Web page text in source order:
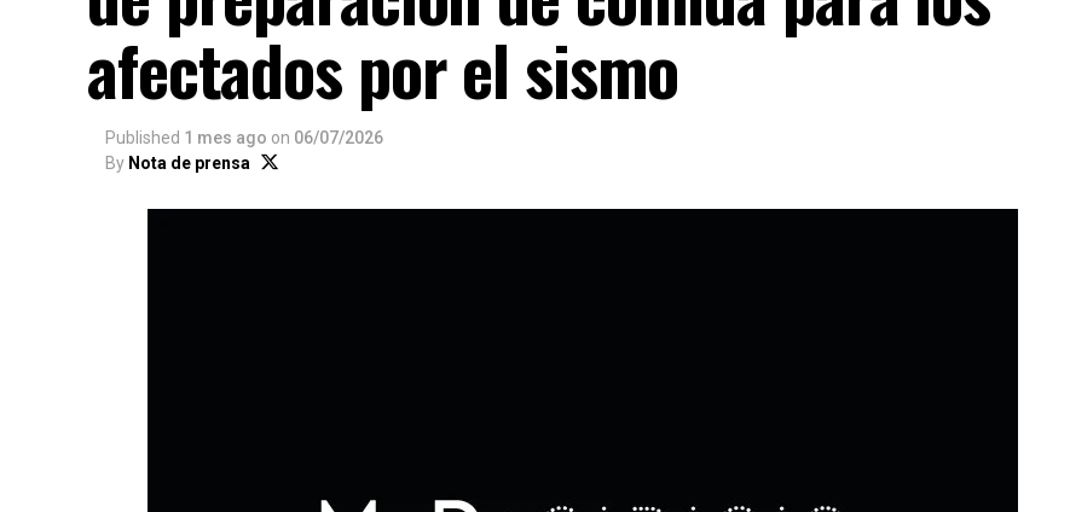
afectados por el sismo
Published 1 mes ago on 06/07/2026
By Nota de prensa